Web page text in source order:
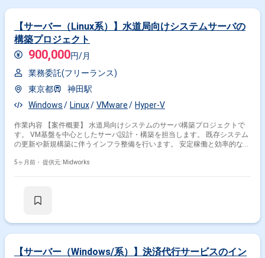
【サーバー（Linux系）】水道局向けシステムサーバの
構築プロジェクト
900,000円/月
業務委託(フリーランス)
東京都
神田駅
Windows
Linux VMware Hyper-V
作業内容 【案件概要】 水道局向けシステムのサーバ構築プロジェクトで
す。 VM基盤を中心としたサーバ設計・構築を担当します。 既存システム
の更新や新規構築に伴うインフラ整備を行います。 安定稼働と効率的な運
じたドキュメント作成も実施します。 【作業内容】 ・VM基盤の設計、構
5ヶ月前・ 提供元: Midworks
【サーバー（Windows/系）】決済代行サービスのイン